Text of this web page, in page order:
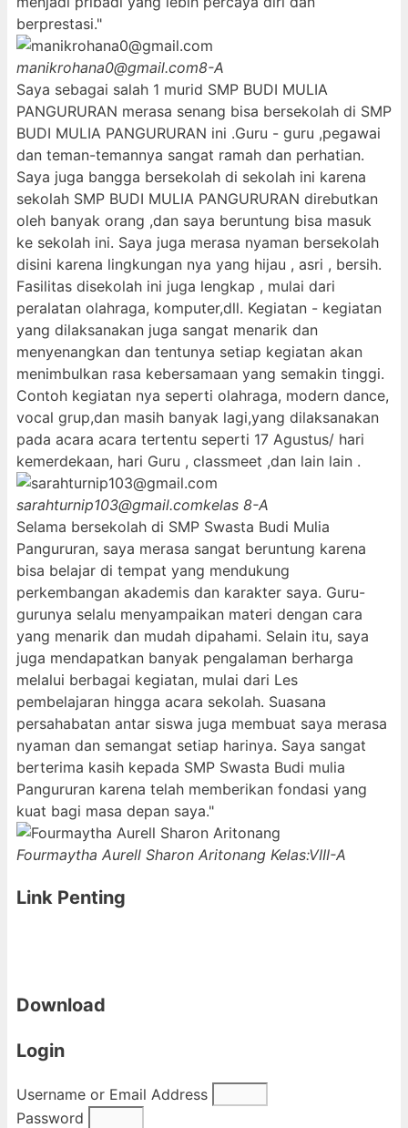
berprestasi."
manikrohana0@gmail.com8-A
Saya sebagai salah 1 murid SMP BUDI MULIA
PANGURURAN merasa senang bisa bersekolah di SMP
BUDI MULIA PANGURURAN ini .Guru - guru ,pegawai
dan teman-temannya sangat ramah dan perhatian.
Saya juga bangga bersekolah di sekolah ini karena
sekolah SMP BUDI MULIA PANGURURAN direbutkan
oleh banyak orang ,dan saya beruntung bisa masuk
ke sekolah ini. Saya juga merasa nyaman bersekolah
disini karena lingkungan nya yang hijau , asri , bersih.
Fasilitas disekolah ini juga lengkap , mulai dari
peralatan olahraga, komputer,dll. Kegiatan - kegiatan
yang dilaksanakan juga sangat menarik dan
menyenangkan dan tentunya setiap kegiatan akan
menimbulkan rasa kebersamaan yang semakin tinggi.
Contoh kegiatan nya seperti olahraga, modern dance,
vocal grup,dan masih banyak lagi,yang dilaksanakan
pada acara acara tertentu seperti 17 Agustus/ hari
kemerdekaan, hari Guru , classmeet ,dan lain lain .
sarahturnip103@gmail.comkelas 8-A
Selama bersekolah di SMP Swasta Budi Mulia
Pangururan, saya merasa sangat beruntung karena
bisa belajar di tempat yang mendukung
perkembangan akademis dan karakter saya. Guru-
gurunya selalu menyampaikan materi dengan cara
yang menarik dan mudah dipahami. Selain itu, saya
juga mendapatkan banyak pengalaman berharga
melalui berbagai kegiatan, mulai dari Les
pembelajaran hingga acara sekolah. Suasana
persahabatan antar siswa juga membuat saya merasa
nyaman dan semangat setiap harinya. Saya sangat
berterima kasih kepada SMP Swasta Budi mulia
Pangururan karena telah memberikan fondasi yang
kuat bagi masa depan saya."
Fourmaytha Aurell Sharon Aritonang Kelas:VIII-A
Link Penting
Download
Login
Username or Email Address
Password